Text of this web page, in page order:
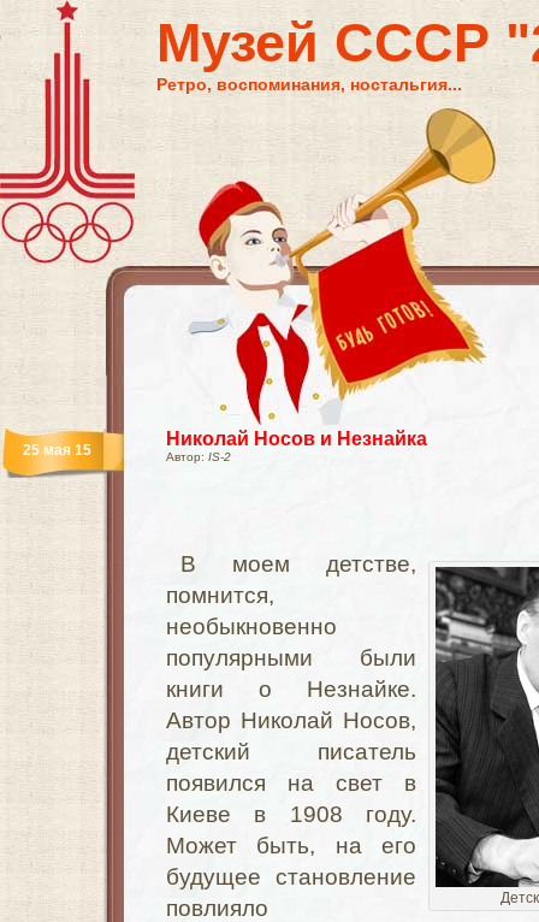
Музей СССР
Ретро, воспоминания, ностальгия...
Николай Носов и Незнайка
Автор: IS-2
25 мая 15
В моем детстве,
помнится,
необыкновенно
популярными были
книги о Незнайке.
Автор Николай Носов,
детский писатель
появился на свет в
Киеве в 1908 году.
Может быть, на его
будущее становление
повлияло